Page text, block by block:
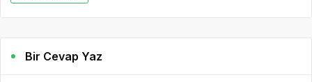
Bir Cevap Yaz